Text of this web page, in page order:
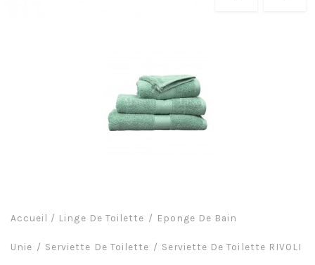
Accueil / Linge De Toilette Eponge De Bain
Unie Serviette De Toilette Serviette De Toilette RIVOLI